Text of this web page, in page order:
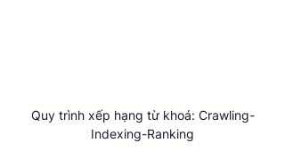
Quy trình xếp hạng từ khoá: Crawling-
Indexing-Ranking